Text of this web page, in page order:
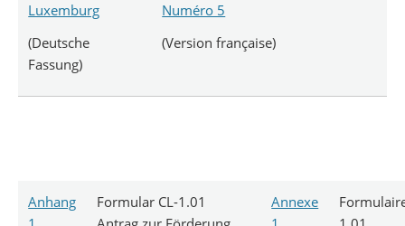
Luxemburg
(Deutsche
Fassung)
Numéro 5
(Version française)
Anhang
Formular CL-1.01
Annexe